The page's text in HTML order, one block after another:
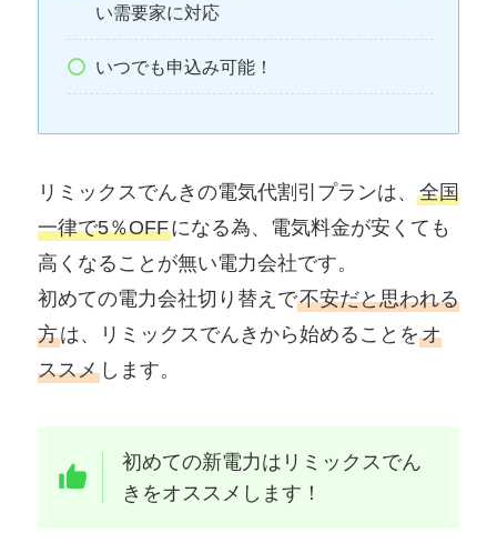
い需要家に対応
いつでも申込み可能！
リミックスでんきの電気代割引プランは、 全国
一律で5％OFFになる為、電気料金が安くても
高くなることが無い電力会社です。
初めての電力会社切り替えで不安だと思われる
方は、リミックスでんきから始めることをオ
ススメします。
初めての新電力はリミックスでん
きをオススメします！